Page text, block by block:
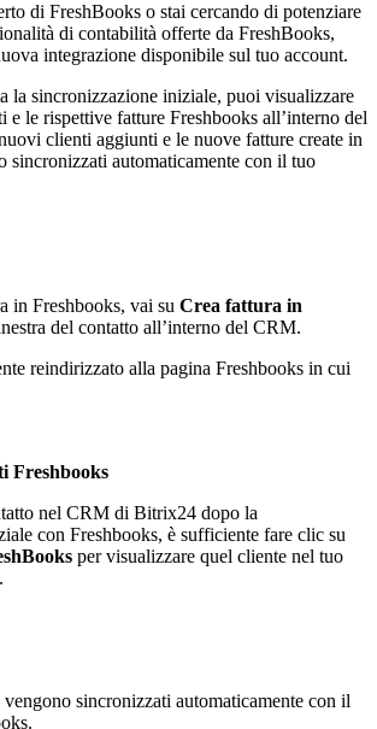
di FreshBooks o stai cercando di potenziare
di contabilità offerte da FreshBooks,
integrazione disponibile sul tuo account.
la sincronizzazione iniziale, puoi visualizzare
e le rispettive fatture Freshbooks all’interno del
clienti aggiunti e le nuove fatture create in
sincronizzati automaticamente con il tuo
in Freshbooks, vai su Crea fattura in
del contatto all’interno del CRM.
reindirizzato alla pagina Freshbooks in cui
Freshbooks
nel CRM di Bitrix24 dopo la
con Freshbooks, è sufficiente fare clic su
per visualizzare quel cliente nel tuo
sincronizzati automaticamente con il